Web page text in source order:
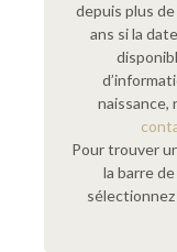
depuis plus
ans si la
naissance,
Pour trouver
la barre